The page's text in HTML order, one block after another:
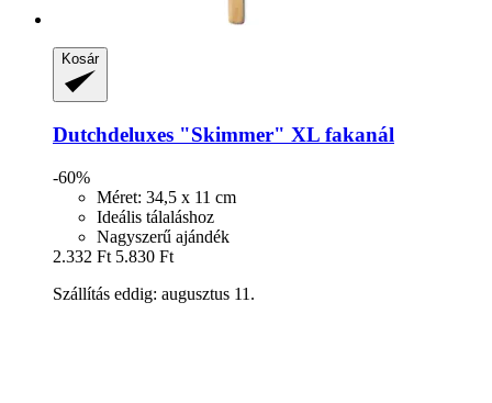
Kosár
Dutchdeluxes "Skimmer" XL fakanál
-60%
Méret: 34,5 x 11 cm
Ideális tálaláshoz
Nagyszerű ajándék
2.332 Ft 5.830 Ft
Szállítás eddig: augusztus 11.